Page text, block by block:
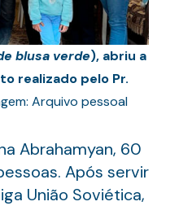
blusa verde), abriu a
realizado pelo Pr.
Arquivo pessoal
Abrahamyan, 60
Após servir
União Soviética,